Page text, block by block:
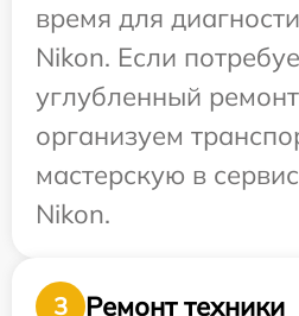
время для
Nikon. Если
углубленный
организуем
мастерскую в
Nikon.
3
Ремонт техники